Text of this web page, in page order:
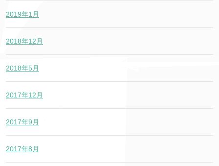
2019年1月
2018年12月
2018年5月
2017年12月
2017年9月
2017年8月